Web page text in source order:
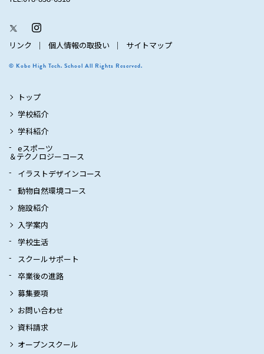
リンク 個人情報の取扱い サイトマップ
© Kobe High Tech. School All Rights Reserved.
トップ
学校紹介
学科紹介
eスポーツ
＆テクノロジーコース
イラストデザインコース
動物自然環境コース
施設紹介
入学案内
学校生活
スクールサポート
卒業後の進路
募集要項
お問い合わせ
資料請求
オープンスクール